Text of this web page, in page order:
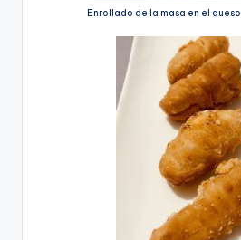
Enrollado de la masa en el queso